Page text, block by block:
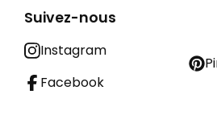
Suivez-nous
Instagram
Facebook